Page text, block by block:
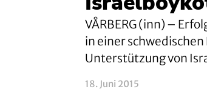
VÅRBERG (inn) –
in einer
Unterstützung von
18. Juni 2015